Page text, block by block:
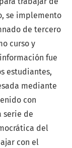
se implemento
de tercero
curso y
fue
estudiantes,
mediante
con
serie de
del
con el